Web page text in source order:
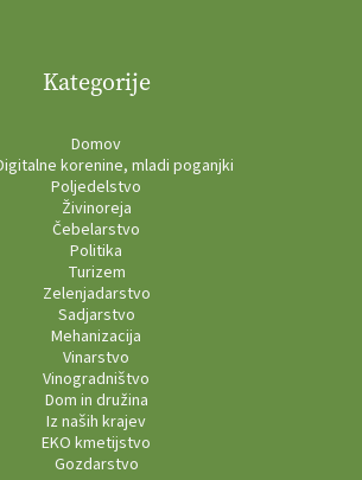
Kategorije
Domov
korenine, mladi poganjki
Poljedelstvo
Živinoreja
Čebelarstvo
Politika
Turizem
Zelenjadarstvo
Sadjarstvo
Mehanizacija
Vinarstvo
Vinogradništvo
Dom in družina
Iz naših krajev
EKO kmetijstvo
Gozdarstvo